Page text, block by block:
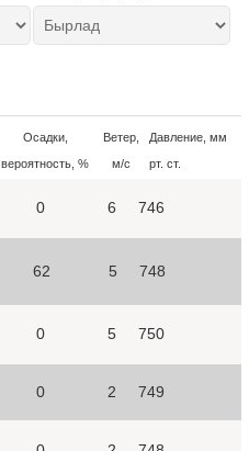
Осадки,
вероятность, %
Ветер,
м/с
Давление, мм
рт. ст.
0 6 746
62 5 748
0 5 750
0 2 749